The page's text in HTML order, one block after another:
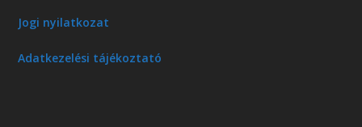
Jogi nyilatkozat
Adatkezelési tájékoztató